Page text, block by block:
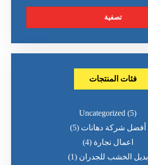
تصفية
فئات المنتجات
Uncategorized (5)
أفضل شركة دهانات (5)
اعمال نجارة (4)
بديل الخشب للجدران (1)